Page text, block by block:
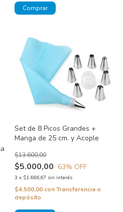
Set de 8 Picos Grandes +
Manga de 25 cm. y Acople
$5.000,00
$13.600,00
63% OFF
3 x $1.666,67 sin interés
$4.500,00 conTransferencia o
depósito